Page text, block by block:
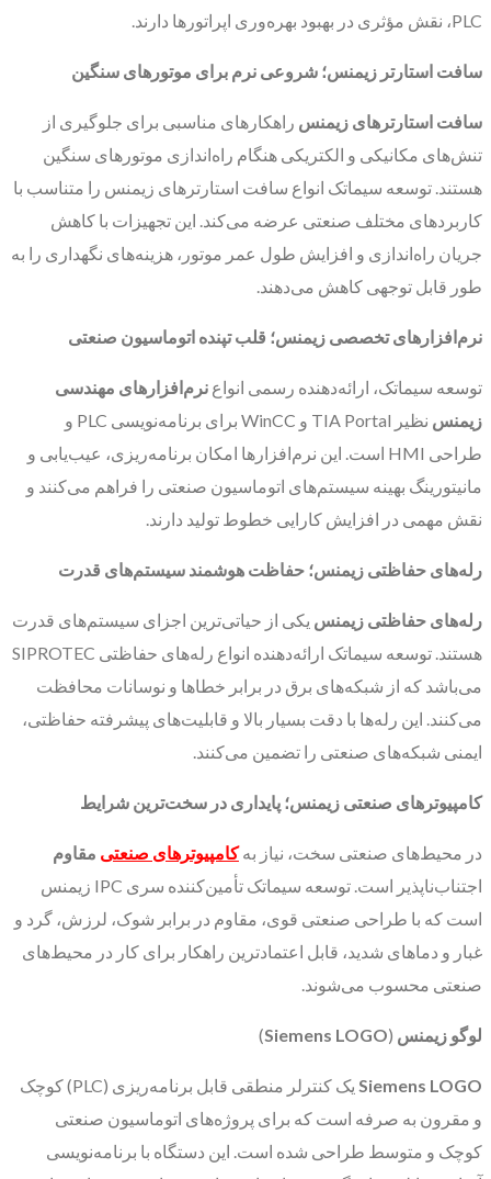
PLC، نقش مؤثری در بهبود بهره‌وری اپراتورها دارند.
سافت استارتر زیمنس؛ شروعی نرم برای موتورهای سنگین
سافت استارترهای زیمنس راهکارهای مناسبی برای جلوگیری از
تنش‌های مکانیکی و الکتریکی هنگام راه‌اندازی موتورهای سنگین
هستند. توسعه سیماتک انواع سافت استارترهای زیمنس را متناسب با
کاربردهای مختلف صنعتی عرضه می‌کند. این تجهیزات با کاهش
جریان راه‌اندازی و افزایش طول عمر موتور، هزینه‌های نگهداری را به
طور قابل توجهی کاهش می‌دهند.
نرم‌افزارهای تخصصی زیمنس؛ قلب تپنده اتوماسیون صنعتی
توسعه سیماتک، ارائه‌دهنده رسمی انواع نرم‌افزارهای مهندسی
زیمنس
نظیر TIA Portal و WinCC برای برنامه‌نویسی PLC و
طراحی HMI است. این نرم‌افزارها امکان برنامه‌ریزی، عیب‌یابی و
مانیتورینگ بهینه سیستم‌های اتوماسیون صنعتی را فراهم می‌کنند و
نقش مهمی در افزایش کارایی خطوط تولید دارند.
رله‌های حفاظتی زیمنس؛ حفاظت هوشمند سیستم‌های قدرت
رله‌های حفاظتی زیمنس یکی از حیاتی‌ترین اجزای سیستم‌های قدرت
هستند. توسعه سیماتک ارائه‌دهنده انواع رله‌های حفاظتی SIPROTEC
می‌باشد که از شبکه‌های برق در برابر خطاها و نوسانات محافظت
می‌کنند. این رله‌ها با دقت بسیار بالا و قابلیت‌های پیشرفته حفاظتی،
ایمنی شبکه‌های صنعتی را تضمین می‌کنند.
کامپیوترهای صنعتی زیمنس؛ پایداری در سخت‌ترین شرایط
در محیط‌های صنعتی سخت، نیاز بهکامپیوترهای صنعتی مقاوم
اجتناب‌ناپذیر است. توسعه سیماتک تأمین‌کننده سری IPC زیمنس
است که با طراحی صنعتی قوی، مقاوم در برابر شوک، لرزش، گرد و
غبار و دماهای شدید، قابل اعتمادترین راهکار برای کار در محیط‌های
صنعتی محسوب می‌شوند.
لوگو زیمنس (
Siemens LOGO
)
Siemens LOGO
یک کنترلر منطقی قابل برنامه‌ریزی (PLC) کوچک
و مقرون به صرفه است که برای پروژه‌های اتوماسیون صنعتی
کوچک و متوسط طراحی شده است. این دستگاه با برنامه‌نویسی